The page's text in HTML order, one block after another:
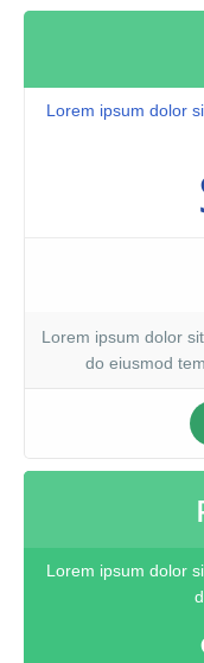
Lorem ipsum dolor
Lorem ipsum dolor
do eiusmod
Lorem ipsum dolor